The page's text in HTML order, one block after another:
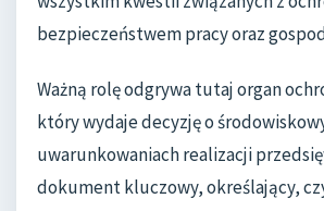
bezpieczeństwem pracy oraz
Ważną rolę odgrywa tutaj organ
który wydaje decyzję o
uwarunkowaniach realizacji
dokument kluczowy, określający,